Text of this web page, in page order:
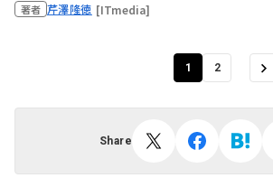
著者 芹澤隆徳 [ITmedia]
1 2
Share